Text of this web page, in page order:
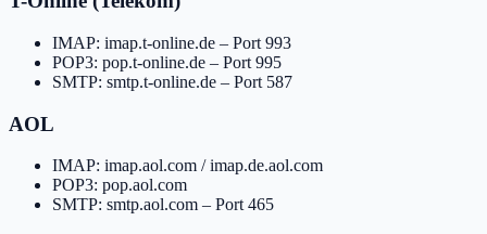
IMAP: imap.t-online.de – Port 993
POP3: pop.t-online.de – Port 995
SMTP: smtp.t-online.de – Port 587
AOL
IMAP: imap.aol.com / imap.de.aol.com
POP3: pop.aol.com
SMTP: smtp.aol.com – Port 465